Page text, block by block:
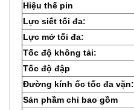
Hiệu thế pin
Lực siết tối đa:
Lực mở tối đa:
Tốc độ không tải:
Tốc độ đập
Đường kính ốc tốc đa vặn:
Sản phầm chỉ bao gồm